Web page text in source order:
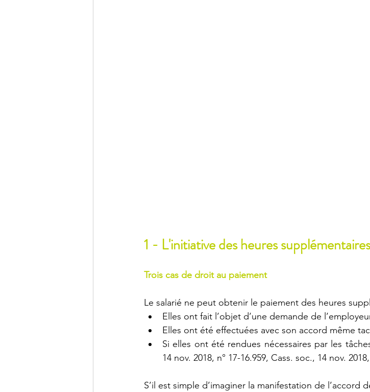
1 - L'initiative des heures supplémentaires
Trois cas de droit au paiement
Le salarié ne peut obtenir le paiement des heures
Elles ont fait l’objet d’une demande de
Elles ont été effectuées avec son accord même
Si elles ont été rendues nécessaires par les
14 nov. 2018, n° 17-16.959, Cass. soc., 14 nov.
S’il est simple d’imaginer la manifestation de l’accord